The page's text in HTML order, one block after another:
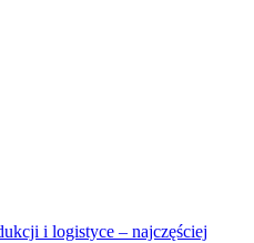
i logistyce – najczęściej